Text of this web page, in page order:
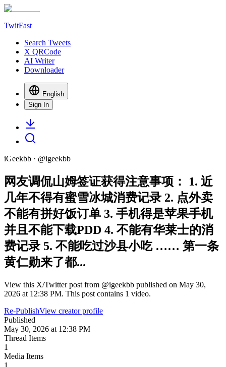
TwitFast
Search Tweets
X QRCode
AI Writer
Downloader
English
Sign In
iGeekbb · @igeekbb
网友调侃山姆签证获得注意事项： 1. 近
几年不得有蜜雪冰城消费记录 2. 点外卖
不能有拼好饭订单 3. 手机得是苹果手机
并且不能下载PDD 4. 不能有华莱士的消
费记录 5. 不能吃过沙县小吃 …… 第一条
黄仁勋来了都...
View this X/Twitter post from @igeekbb published on May 30,
2026 at 12:38 PM. This post contains 1 video.
Re-PublishView creator profile
Published
May 30, 2026 at 12:38 PM
Thread Items
1
Media Items
1